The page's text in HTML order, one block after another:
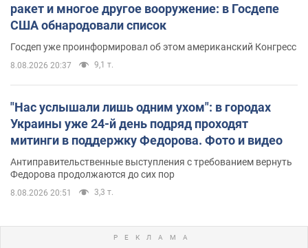
ракет и многое другое вооружение: в Госдепе
США обнародовали список
Госдеп уже проинформировал об этом американский Конгресс
8.08.2026 20:37 9,1 т.
"Нас услышали лишь одним ухом": в городах
Украины уже 24-й день подряд проходят
митинги в поддержку Федорова. Фото и видео
Антиправительственные выступления с требованием вернуть
Федорова продолжаются до сих пор
8.08.2026 20:51 3,3 т.